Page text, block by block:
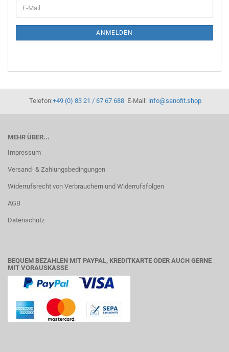
ANMELDEN
Telefon:+49 (0) 83 21 / 67 67 688 E-Mail: info@sanofit.shop
MEHR ÜBER...
Impressum
Versand- & Zahlungsbedingungen
Widerrufsrecht von Verbrauchern und Widerrufsfolgen
AGB
Datenschutz
BEQUEM BEZAHLEN MIT PAYPAL, KREDITKARTE ODER AUCH GERNE
MIT VORAUSKASSE